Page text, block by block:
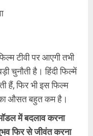
टीवी पर आएगी तभी
चुनौती है। हिंदी फिल्में
हैं, फिर भी इस फिल्म
का औसत बहुत कम है।
में बदलाव करना
फिर से जीवंत करना